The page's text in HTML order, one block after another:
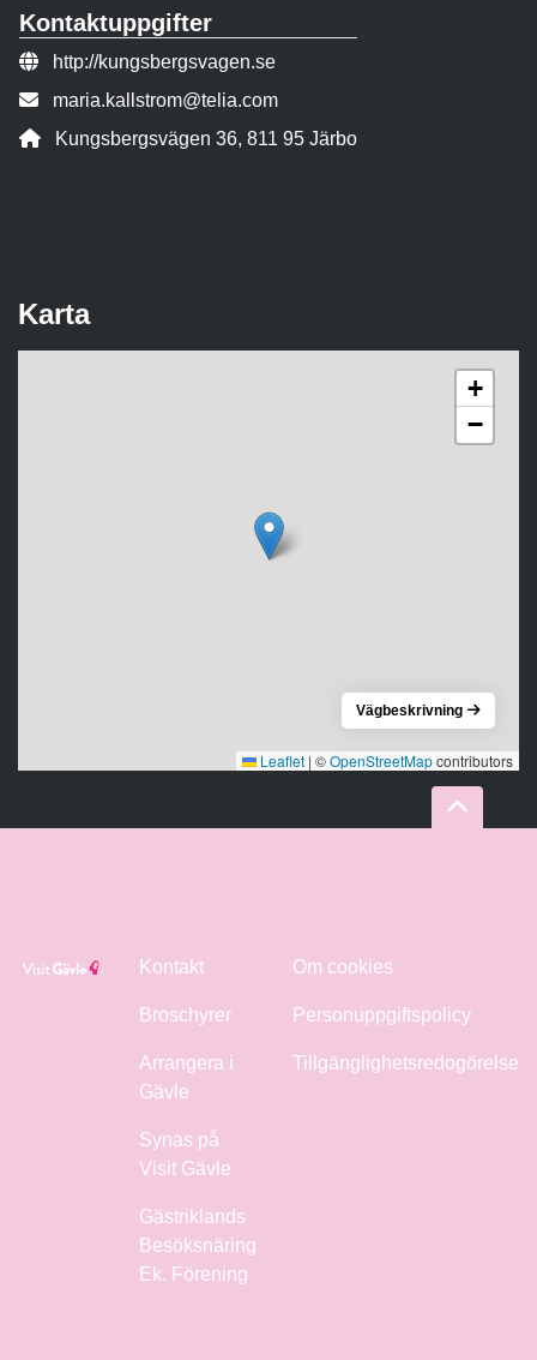
Kontaktuppgifter
Webbsida:
http://kungsbergsvagen.se
E-post:
maria.kallstrom@telia.com
Adress:
Kungsbergsvägen 36, 811 95 Järbo
Karta
+
−
Leaflet | ©OpenStreetMapcontributors
Vägbeskrivning
Kontakt
Broschyrer
Arrangera i
Gävle
Synas på
Visit Gävle
Gästriklands
Besöksnäring
Ek. Förening
Om cookies
Personuppgiftspolicy
Tillgänglighetsredogörelse